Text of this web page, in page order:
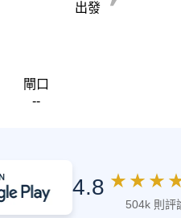
閘口
--
出發
4.8 ★ ★ ★
504k 則評